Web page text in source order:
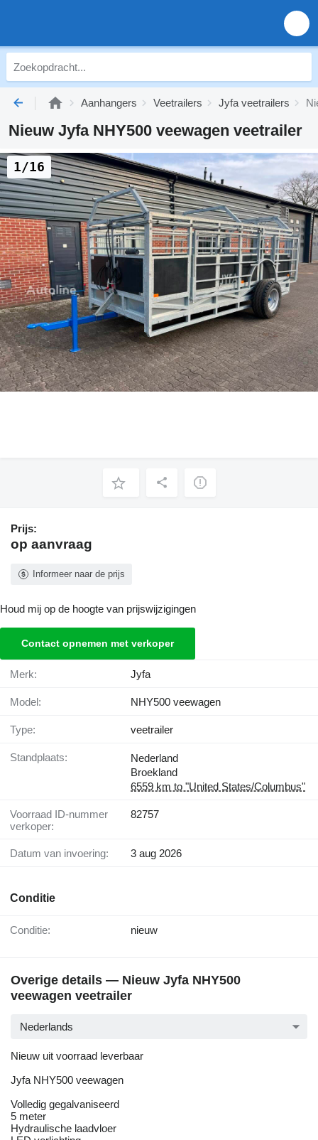
Aanhangers Veetrailers Jyfa veetrailers
Nieuw Jyfa NHY500 veewagen veetrailer
1/16
Prijs:
op aanvraag
Informeer naar de prijs
Houd mij op de hoogte van prijswijzigingen
Contact opnemen met verkoper
Merk: Jyfa
Model: NHY500 veewagen
Type: veetrailer
Standplaats:
Nederland
Broekland
6559 km to "United States/Columbus"
Voorraad ID-nummer
verkoper:
82757
Datum van invoering: 3 aug 2026
Conditie
Conditie: nieuw
Overige details — Nieuw Jyfa NHY500
veewagen veetrailer
Nederlands
Nieuw uit voorraad leverbaar
Jyfa NHY500 veewagen
Volledig gegalvaniseerd
5 meter
Hydraulische laadvloer